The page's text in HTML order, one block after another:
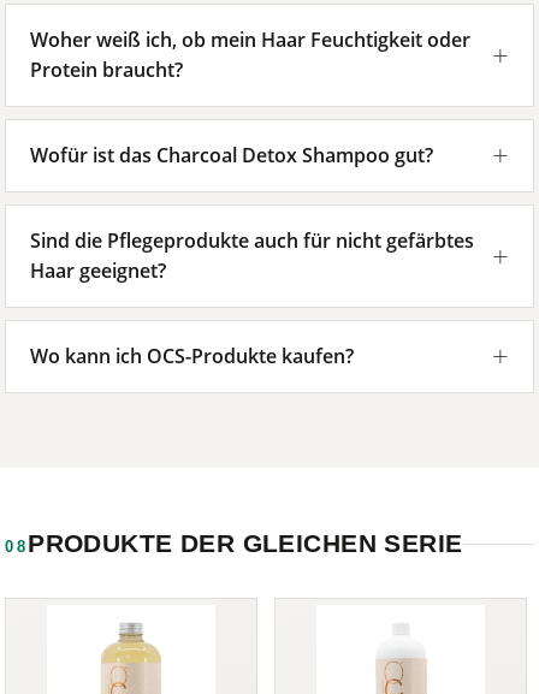
Woher weiß ich, ob mein Haar Feuchtigkeit oder
Protein braucht?
Wofür ist das Charcoal Detox Shampoo gut?
Sind die Pflegeprodukte auch für nicht gefärbtes
Haar geeignet?
Wo kann ich OCS-Produkte kaufen?
08 PRODUKTE DER GLEICHEN SERIE